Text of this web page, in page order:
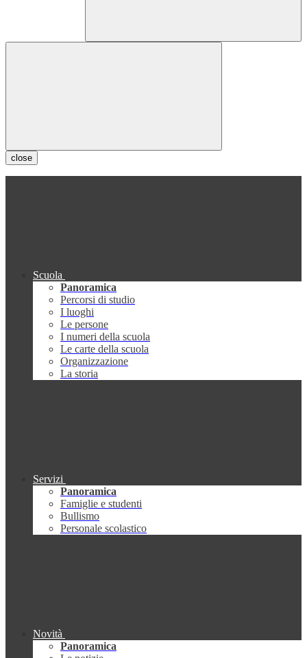
close
Scuola
Panoramica
Percorsi di studio
I luoghi
Le persone
I numeri della scuola
Le carte della scuola
Organizzazione
La storia
Servizi
Panoramica
Famiglie e studenti
Bullismo
Personale scolastico
Novità
Panoramica